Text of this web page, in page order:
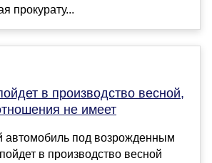
прокурату...
в производство весной,
не имеет
автомобиль под возрожденным
в производство весной